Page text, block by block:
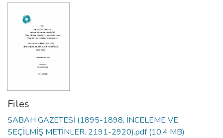
Files
SABAH GAZETESİ (1895-1898, İNCELEME VE
SEÇİLMİŞ METİNLER. 2191-2920).pdf(10.4 MB)